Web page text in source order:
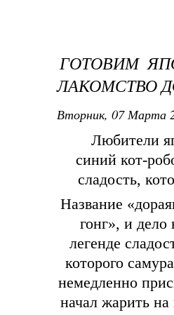
ГОТОВИМ
ЛАКОМСТВО
Вторник, 07 Марта
Любители
синий кот-
сладость,
Название
гонг», и
легенде
которого
немедленно
начал жарить